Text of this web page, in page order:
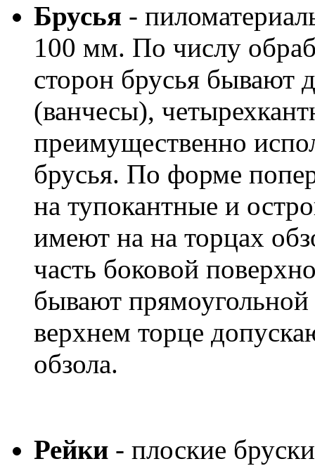
Брусья -
100 мм. По числу
сторон брусья бывают
(ванчесы),
преимущественно
брусья. По форме
на тупокантные и
имеют на на торцах
часть боковой
бывают
верхнем торце
обзола.
Рейки - плоские